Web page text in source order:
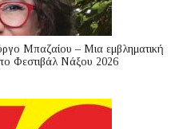
Μπαζαίου – Μια εμβληματική
Φεστιβάλ Νάξου 2026